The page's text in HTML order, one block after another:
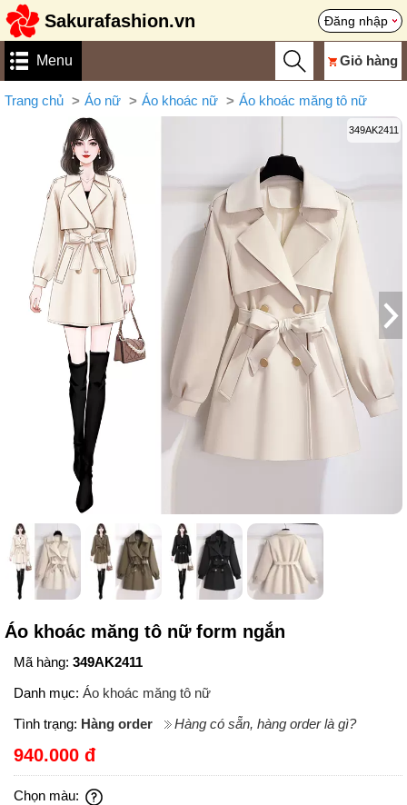
Sakurafashion.vn Đăng nhập
Menu Giỏ hàng
Trang chủ Áo nữ Áo khoác nữ Áo khoác măng tô nữ
349AK2411
Áo khoác măng tô nữ form ngắn
Mã hàng: 349AK2411
Danh mục: Áo khoác măng tô nữ
Tình trạng: Hàng order Hàng có sẵn, hàng order là gì?
940.000 đ
Chọn màu: